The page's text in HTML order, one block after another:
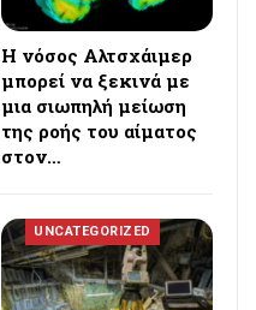
Η νόσος Αλτσχάιμερ
μπορεί να ξεκινά με
μια σιωπηλή μείωση
της ροής του αίματος
στον…
UNCATEGORIZED